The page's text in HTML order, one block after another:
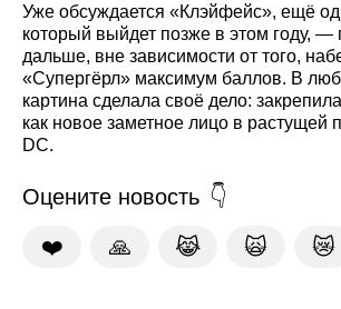
Уже обсуждается «Клэйфейс», ещё
который выйдет позже в этом году, —
дальше, вне зависимости от того,
«Супергёрл» максимум баллов. В
картина сделала своё дело:
как новое заметное лицо в растущей
DC.
Оцените новость
❤️ 🙏 😹 🙀 😿